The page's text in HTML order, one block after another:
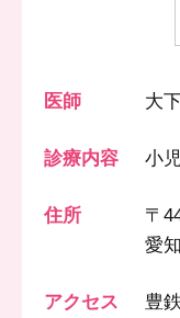
医師 大
診療内容 小
住所
〒
愛
アクセス
豊